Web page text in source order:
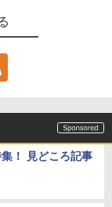
！ 見どころ記事